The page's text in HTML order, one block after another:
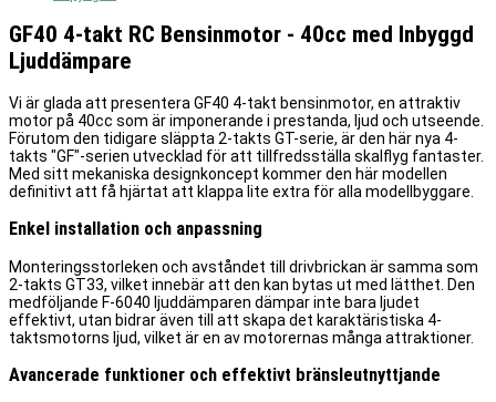
GF40 4-takt RC Bensinmotor - 40cc med Inbyggd
Ljuddämpare
Vi är glada att presentera GF40 4-takt bensinmotor, en attraktiv
motor på 40cc som är imponerande i prestanda, ljud och utseende.
Förutom den tidigare släppta 2-takts GT-serie, är den här nya 4-
takts "GF"-serien utvecklad för att tillfredsställa skalflyg fantaster.
Med sitt mekaniska designkoncept kommer den här modellen
definitivt att få hjärtat att klappa lite extra för alla modellbyggare.
Enkel installation och anpassning
Monteringsstorleken och avståndet till drivbrickan är samma som
2-takts GT33, vilket innebär att den kan bytas ut med lätthet. Den
medföljande F-6040 ljuddämparen dämpar inte bara ljudet
effektivt, utan bidrar även till att skapa det karaktäristiska 4-
taktsmotorns ljud, vilket är en av motorernas många attraktioner.
Avancerade funktioner och effektivt bränsleutnyttjande